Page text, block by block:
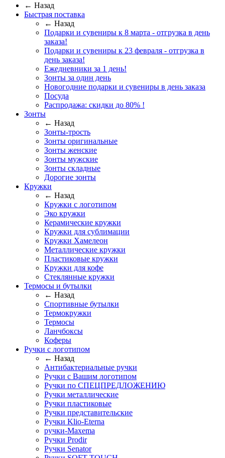
← Назад
Быстрая поставка
← Назад
Подарки и сувениры к 8 марта - отгрузка в день
заказа!
Подарки и сувениры к 23 февраля - отгрузка в
день заказа!
Ежедневники за 1 день!
Зонты за один день
Новогодние подарки и сувениры в день заказа
Посуда
Распродажа: скидки до 80% !
Зонты
← Назад
Зонты-трость
Зонты оригинальные
Зонты женские
Зонты мужские
Зонты складные
Дорогие зонты
Кружки
← Назад
Кружки с логотипом
Эко кружки
Керамические кружки
Кружки для сублимации
Кружки Хамелеон
Металлические кружки
Пластиковые кружки
Кружки для кофе
Стеклянные кружки
Термосы и бутылки
← Назад
Спортивные бутылки
Термокружки
Термосы
Ланчбоксы
Коферы
Ручки с логотипом
← Назад
Антибактериальные ручки
Ручки с Вашим логотипом
Ручки по СПЕЦПРЕДЛОЖЕНИЮ
Ручки металлические
Ручки пластиковые
Ручки представительские
Ручки Klio-Eterna
ручки-Maxema
Ручки Prodir
Ручки Senator